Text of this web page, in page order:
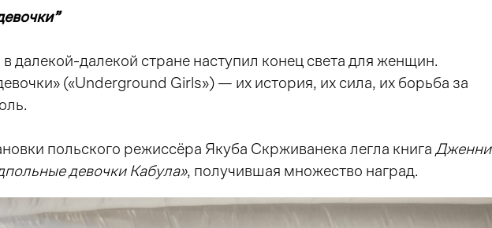
далекой-далекой стране наступил конец света для женщин.
(«Underground Girls») — их история, их сила, их борьба за
польского режиссёра Якуба Скрживанека легла книга Дженни
девочки Кабула», получившая множество наград.